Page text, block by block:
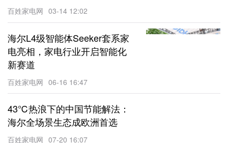
百姓家电网 03-14 12:02
海尔L4级智能体Seeker套系家
电亮相，家电行业开启智能化
新赛道
百姓家电网 06-16 16:47
43℃热浪下的中国节能解法：
海尔全场景生态成欧洲首选
百姓家电网 07-20 16:07